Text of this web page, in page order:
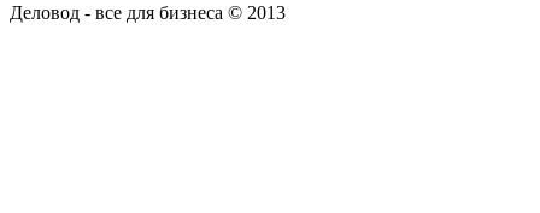
Деловод - все для бизнеса © 2013